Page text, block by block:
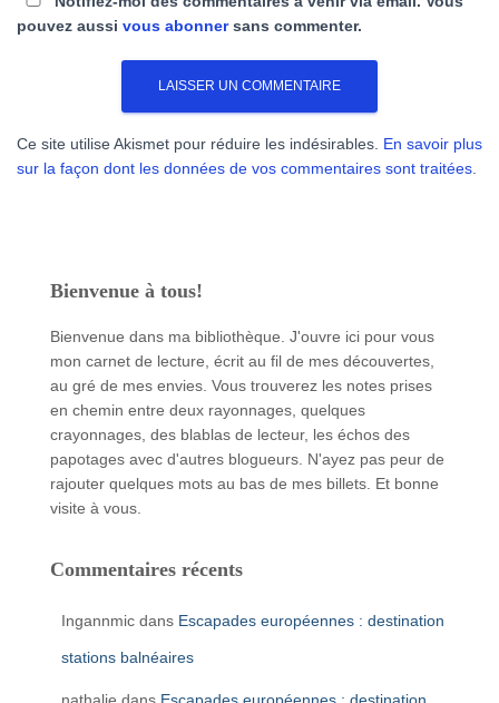
pouvez aussi vous abonnersans commenter.
Ce site utilise Akismet pour réduire les indésirables. En savoir plus
sur la façon dont les données de vos commentaires sont traitées
Bienvenue à tous!
Bienvenue dans ma bibliothèque. J'ouvre ici pour vous
mon carnet de lecture, écrit au fil de mes découvertes,
au gré de mes envies. Vous trouverez les notes prises
en chemin entre deux rayonnages, quelques
crayonnages, des blablas de lecteur, les échos des
papotages avec d'autres blogueurs. N'ayez pas peur de
rajouter quelques mots au bas de mes billets. Et bonne
visite à vous.
Commentaires récents
Ingannmic dans Escapades européennes : destination
stations balnéaires